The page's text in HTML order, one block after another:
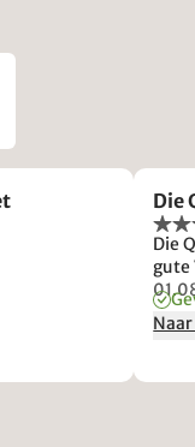
Die
Die
gute